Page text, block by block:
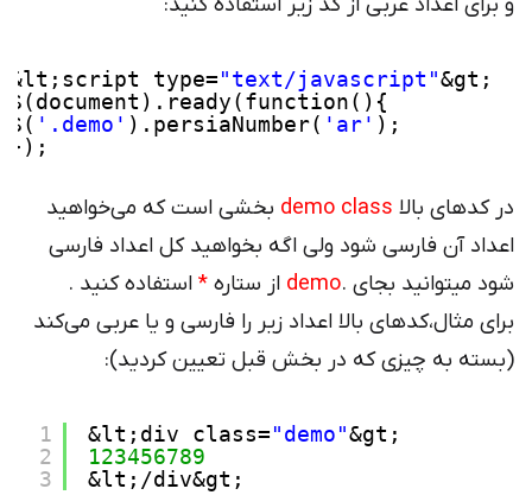
&lt;script type="text/javascript"&gt;
$(document).ready(function(){
$( '.demo' ).persiaNumber( 'ar' );
});
در کد‌های بالا demo class بخشی است که می‌خواهید
اعداد آن فارسی شود ولی اگه بخواهید کل اعداد فارسی
شود میتوانید بجای .demo از ستاره *استفاده کنید .
برای مثال،کد‌های بالا اعداد زیر را فارسی و یا عربی می‌کند
(بسته به چیزی که در بخش قبل تعیین کردید):
1
2
3
&lt;div class="demo"&gt;
123456789
&lt;/div&gt;